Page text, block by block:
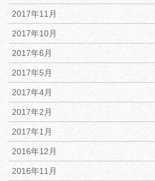
2017年11月
2017年10月
2017年6月
2017年5月
2017年4月
2017年2月
2017年1月
2016年12月
2016年11月